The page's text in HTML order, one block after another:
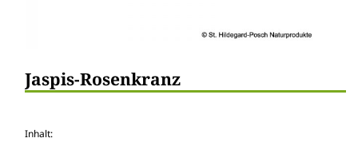
Jaspis-Rosenkranz
Inhalt: